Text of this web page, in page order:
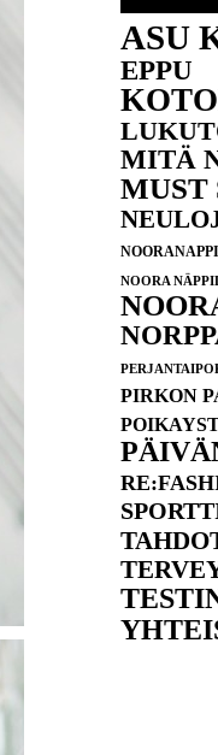
ASU
EPPU
MITÄ
MUST
NOORA
PIRKON